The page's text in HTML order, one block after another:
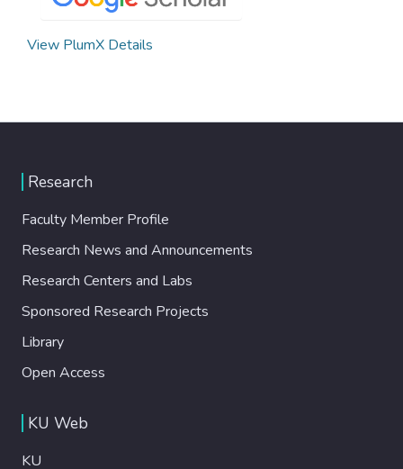
View PlumX Details
Research
Faculty Member Profile
Research News and Announcements
Research Centers and Labs
Sponsored Research Projects
Library
Open Access
KU Web
KU